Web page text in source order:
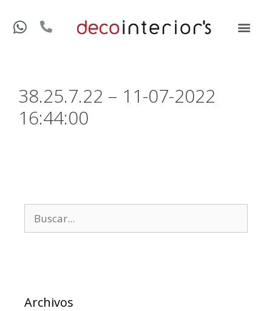
38.25.7.22 – 11-07-2022
16:44:00
Archivos